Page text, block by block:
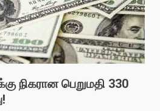
நிகரான பெறுமதி 330